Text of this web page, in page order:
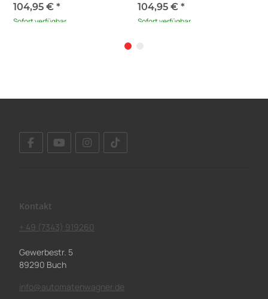
104,95 € *
Sofort verfügbar
104,95 € *
Sofort verfügbar
Kontakt
+ 49 (7343) 919260
Gewerbestr. 5
89290 Buch
info@automatenwagner.de